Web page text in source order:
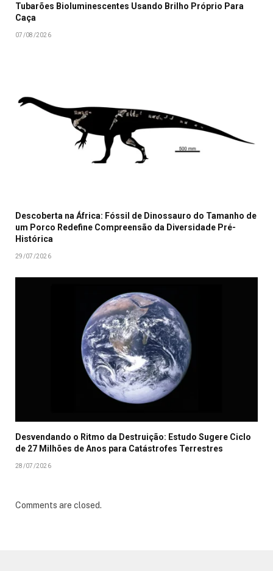
Tubarões Bioluminescentes Usando Brilho Próprio Para
Caça
07/08/2026
Descoberta na África: Fóssil de Dinossauro do Tamanho de
um Porco Redefine Compreensão da Diversidade Pré-
Histórica
29/07/2026
Desvendando o Ritmo da Destruição: Estudo Sugere Ciclo
de 27 Milhões de Anos para Catástrofes Terrestres
28/07/2026
Comments are closed.